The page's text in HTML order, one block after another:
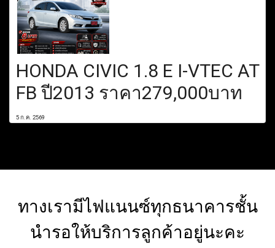
HONDA CIVIC 1.8 E I-VTEC AT
FB ปี2013 ราคา279,000บาท
5 ก.ค. 2569
ทางเรามีไฟแนนซ์ทุกธนาคารชั้น
นำรอให้บริการลูกค้าอยู่นะคะ